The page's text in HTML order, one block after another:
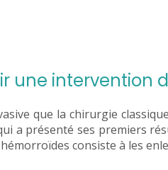
une intervention
que la chirurgie
a présenté ses premiers
consiste à les